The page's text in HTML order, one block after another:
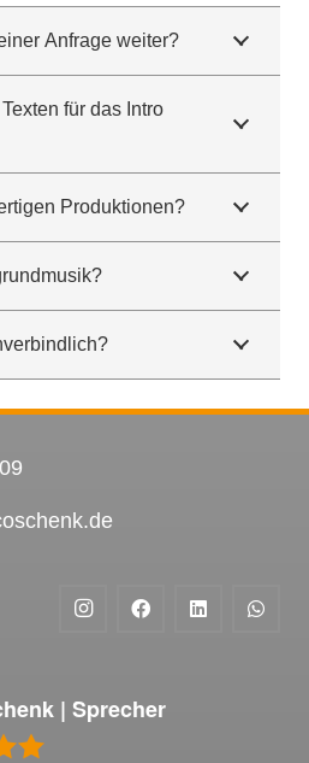
Anfrage weiter?
für das Intro
Produktionen?
| Sprecher